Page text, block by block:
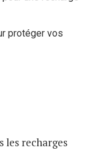
protéger vos
les recharges